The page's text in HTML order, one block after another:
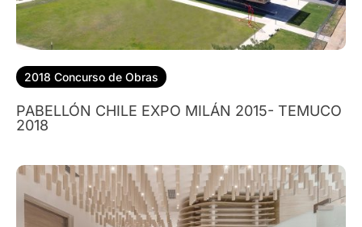
2018 Concurso de Obras
PABELLÓN CHILE EXPO MILÁN 2015- TEMUCO
2018